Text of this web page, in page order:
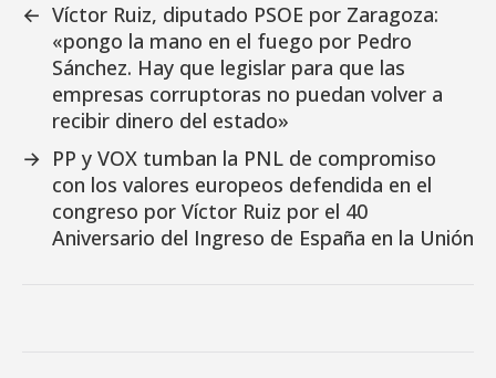
← Víctor Ruiz, diputado PSOE por Zaragoza:
«pongo la mano en el fuego por Pedro
Sánchez. Hay que legislar para que las
empresas corruptoras no puedan volver a
recibir dinero del estado»
→ PP y VOX tumban la PNL de compromiso
con los valores europeos defendida en el
congreso por Víctor Ruiz por el 40
Aniversario del Ingreso de España en la Unión